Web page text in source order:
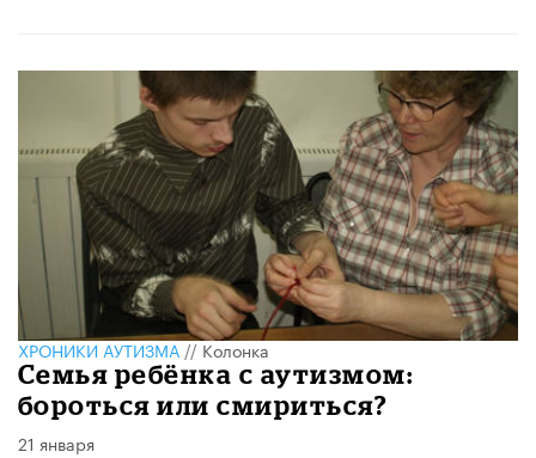
ХРОНИКИ АУТИЗМА//Колонка
Семья ребёнка с аутизмом:
бороться или смириться?
21 января